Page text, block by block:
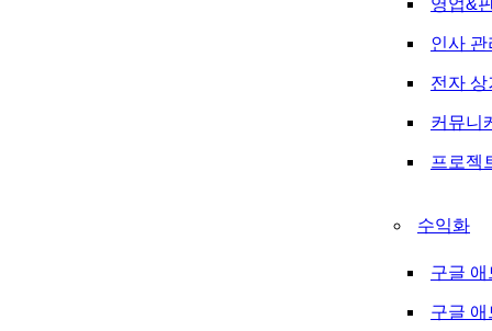
인사 관
전자 상
커뮤니
프로젝
수익화
구글 애
구글